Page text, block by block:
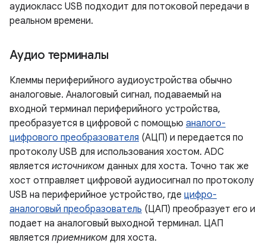
аудиокласс USB подходит для потоковой передачи в
реальном времени.
Аудио терминалы
Клеммы периферийного аудиоустройства обычно
аналоговые. Аналоговый сигнал, подаваемый на
входной терминал периферийного устройства,
преобразуется в цифровой с помощью аналого-
цифрового преобразователя (АЦП) и передается по
протоколу USB для использования хостом. ADC
является источником данных для хоста. Точно так же
хост отправляет цифровой аудиосигнал по протоколу
USB на периферийное устройство, где цифро-
аналоговый преобразователь (ЦАП) преобразует его и
подает на аналоговый выходной терминал. ЦАП
является приемником для хоста.